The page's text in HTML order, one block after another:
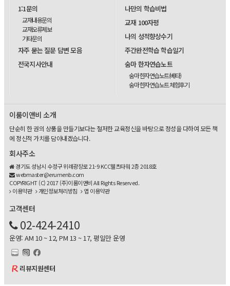
1:1문의
교재내용문의
교재오류제보
기타문의
자주 묻는 질문 답변 모음
전국지사안내
나만의 학습비법
교재 100자평
나의 성적향상수기
주간완전학습 학습일기
숨마 한자연습노트
숨마 한자연습노트(베타)
숨마 한자연습노트 체험후기
이룸이앤비 소개
단순히 한 권의 상품을 만들기보다는 철저한 교육정신을 바탕으로 정성을 다하여 모든 책
에 정신적 가치를 담아내겠습니다.
회사주소
경기도 성남시 수정구 위례광장로 21-9 KCC웰츠타워 2층 2018호
webmaster@erumenb.com
COPYRIGHT (C) 2017 (주)이룸이앤비 All Rights Reserved.
이용약관
개인정보처리방침 앱 이용약관
고객센터
02-424-2410
운영: AM 10 ~ 12, PM 13 ~ 17, 평일만 운영
리뷰지원센터